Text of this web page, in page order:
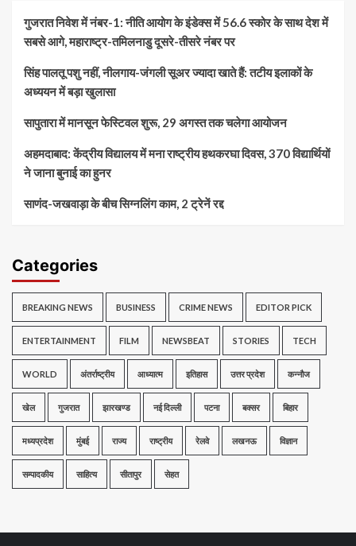
गुजरात निवेश में नंबर-1: नीति आयोग के इंडेक्स में 56.6 स्कोर के साथ देश में
सबसे आगे, महाराष्ट्र-तमिलनाडु दूसरे-तीसरे नंबर पर
सिंह पालतू पशु नहीं, नीलगाय-जंगली सूअर ज्यादा खाते हैं: तटीय इलाकों के
अध्ययन में बड़ा खुलासा
सापुतारा में मानसून फेस्टिवल शुरू, 29 अगस्त तक चलेगा आयोजन
अहमदाबाद: केंद्रीय विद्यालय में मना राष्ट्रीय हथकरघा दिवस, 370 विद्यार्थियों
ने जाना बुनाई का हुनर
साणंद-जखवाड़ा के बीच सिग्नलिंग काम, 2 ट्रेनें रद्द
Categories
BREAKING NEWS BUSINESS CRIME NEWS EDITOR PICK
ENTERTAINMENT FILM NEWSBEAT STORIES TECH
WORLD अंतर्राष्ट्रीय आध्यात्म इतिहास उत्तर प्रदेश कन्नौज
खेल गुजरात झारखण्ड नई दिल्ली पटना बक्सर बिहार
मध्यप्रदेश मुंबई राज्य राष्ट्रीय रेलवे लखनऊ विज्ञान
सम्पादकीय साहित्य सीतापुर सेहत